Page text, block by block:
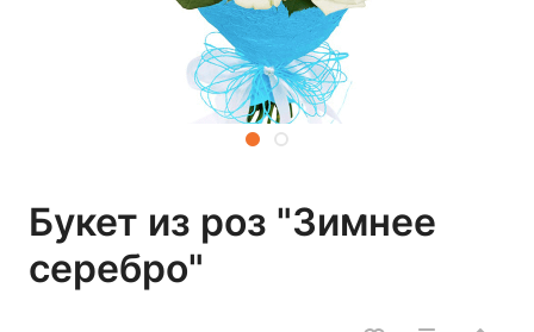
Букет из роз "Зимнее
серебро"